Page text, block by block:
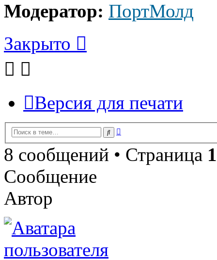
Модератор: ПортМолд
Закрыто
Версия для печати
Поиск
8 сообщений • Страница 1
Сообщение
Автор